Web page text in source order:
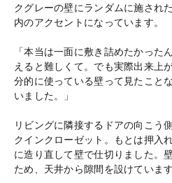
クグレーの壁にランダムに施され
内のアクセントになっています。
「本当は一面に敷き詰めたかった
えると難しくて。でも実際出来上
分的に使っている壁って見たこと
いました。」
リビングに隣接するドアの向こう
クインクローゼット。もとは押入
に造り直して壁で仕切りました。
ため、天井から隙間を設けています